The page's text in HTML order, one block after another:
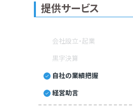
提供サービス
会社設立・起業
黒字決算
自社の業績把握
経営助言